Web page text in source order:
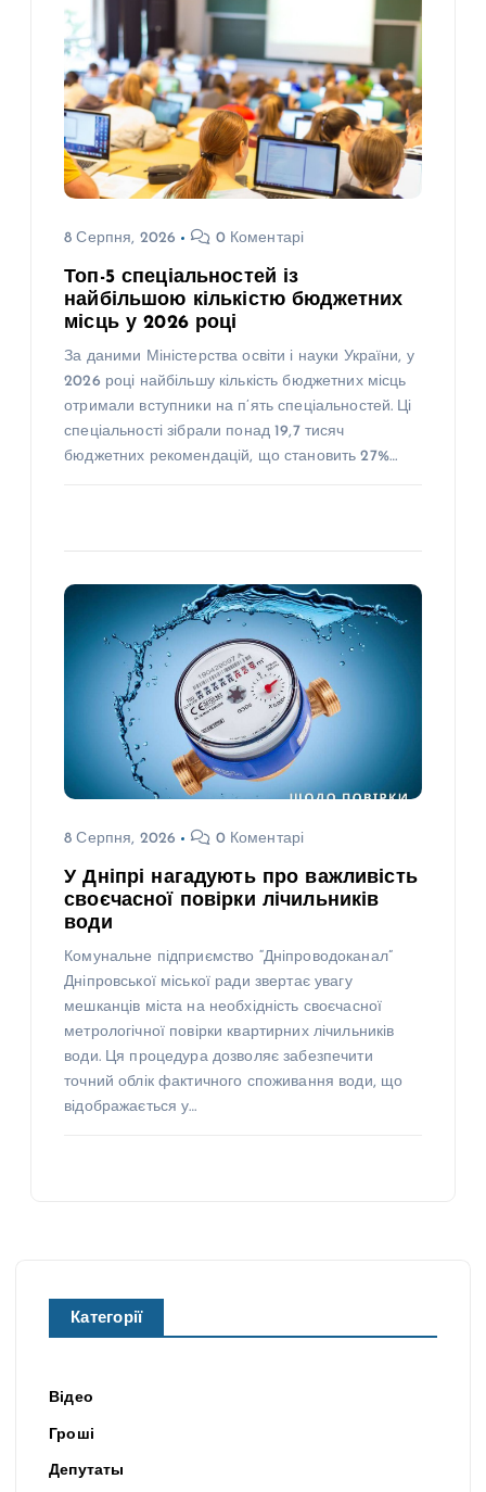
8 Серпня, 2026 0 Коментарі
Топ-5 спеціальностей із
найбільшою кількістю бюджетних
місць у 2026 році
За даними Міністерства освіти і науки України, у
2026 році найбільшу кількість бюджетних місць
отримали вступники на п’ять спеціальностей. Ці
спеціальності зібрали понад 19,7 тисяч
бюджетних рекомендацій, що становить 27%…
8 Серпня, 2026 0 Коментарі
У Дніпрі нагадують про важливість
своєчасної повірки лічильників
води
Комунальне підприємство “Дніпроводоканал”
Дніпровської міської ради звертає увагу
мешканців міста на необхідність своєчасної
метрологічної повірки квартирних лічильників
води. Ця процедура дозволяє забезпечити
точний облік фактичного споживання води, що
відображається у…
Категорії
Відео
Гроші
Депутаты